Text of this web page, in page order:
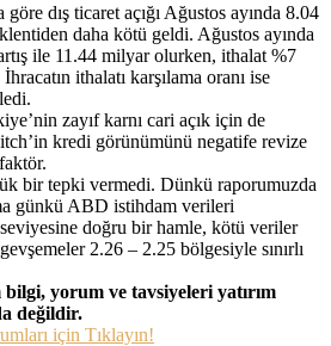
dış ticaret açığı Ağustos ayında 8.04
daha kötü geldi. Ağustos ayında
ile 11.44 milyar olurken, ithalat %7
ithalatı karşılama oranı ise
zayıf karnı cari açık için de
kredi görünümünü negatife revize
bir tepki vermedi. Dünkü raporumuzda
günkü ABD istihdam verileri
doğru bir hamle, kötü veriler
2.26 – 2.25 bölgesiyle sınırlı
yorum ve tavsiyeleri yatırım
değildir.
için Tıklayın!